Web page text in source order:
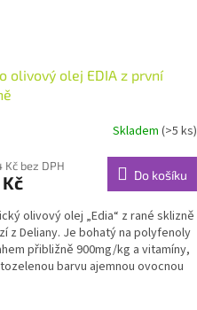
olivový olej EDIA z první
Skladem (>5 ks)
Kč bez DPH
Do košíku
olivový olej „Edia“ z rané sklizně
z Deliany. Je bohatý na polyfenoly
přibližně 900mg/kg a vitamíny,
barvu ajemnou ovocnou